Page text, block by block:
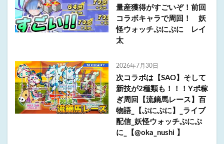
量産獲得がすごいぞ！前回
コラボキャラで周回！ 妖
怪ウォッチぷにぷに レイ
太
2026年7月30日
次コラボは【SAO】そして
新技が2種類も！！！Yポ稼
ぎ周回【流鏑馬レース】百
物語_【ぷにぷに】_ライブ
配信_妖怪ウォッチぷにぷ
に_【@oka_nushi 】